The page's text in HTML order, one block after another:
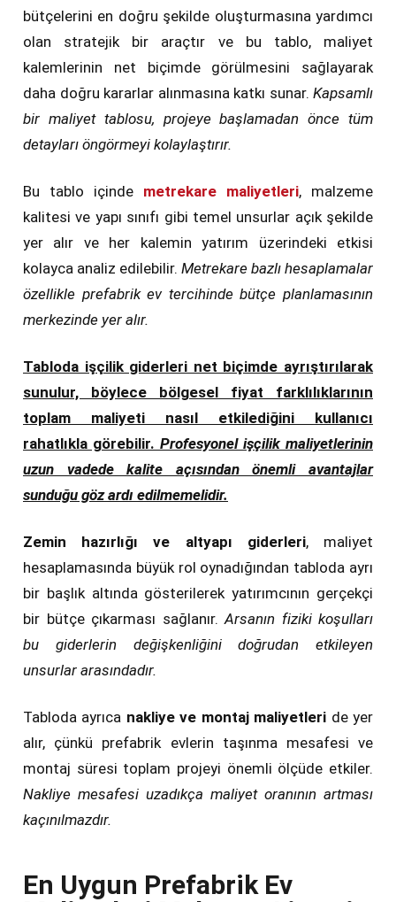
bütçelerini en doğru şekilde oluşturmasına yardımcı
olan stratejik bir araçtır ve bu tablo, maliyet
kalemlerinin net biçimde görülmesini sağlayarak
daha doğru kararlar alınmasına katkı sunar. Kapsamlı
bir maliyet tablosu, projeye başlamadan önce tüm
detayları öngörmeyi kolaylaştırır.
Bu tablo içinde metrekare maliyetleri, malzeme
kalitesi ve yapı sınıfı gibi temel unsurlar açık şekilde
yer alır ve her kalemin yatırım üzerindeki etkisi
kolayca analiz edilebilir. Metrekare bazlı hesaplamalar
özellikle prefabrik ev tercihinde bütçe planlamasının
merkezinde yer alır.
Tabloda işçilik giderleri net biçimde ayrıştırılarak
sunulur, böylece bölgesel fiyat farklılıklarının
toplam maliyeti nasıl etkilediğini kullanıcı
rahatlıkla görebilir. Profesyonel işçilik maliyetlerinin
uzun vadede kalite açısından önemli avantajlar
sunduğu göz ardı edilmemelidir.
Zemin hazırlığı ve altyapı giderleri, maliyet
hesaplamasında büyük rol oynadığından tabloda ayrı
bir başlık altında gösterilerek yatırımcının gerçekçi
bir bütçe çıkarması sağlanır. Arsanın fiziki koşulları
bu giderlerin değişkenliğini doğrudan etkileyen
unsurlar arasındadır.
Tabloda ayrıca nakliye ve montaj maliyetleri de yer
alır, çünkü prefabrik evlerin taşınma mesafesi ve
montaj süresi toplam projeyi önemli ölçüde etkiler.
Nakliye mesafesi uzadıkça maliyet oranının artması
kaçınılmazdır.
En Uygun Prefabrik Ev